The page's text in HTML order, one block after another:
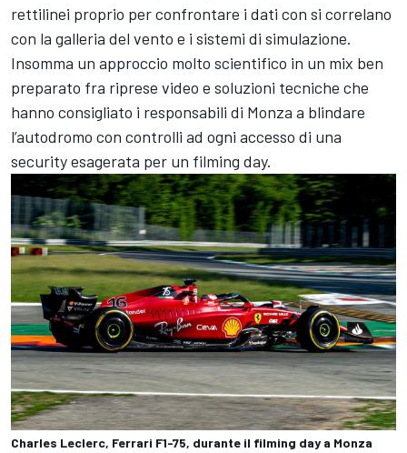
rettilinei proprio per confrontare i dati con si correlano
con la galleria del vento e i sistemi di simulazione.
Insomma un approccio molto scientifico in un mix ben
preparato fra riprese video e soluzioni tecniche che
hanno consigliato i responsabili di Monza a blindare
l’autodromo con controlli ad ogni accesso di una
security esagerata per un filming day.
Charles Leclerc, Ferrari F1-75, durante il filming day a Monza